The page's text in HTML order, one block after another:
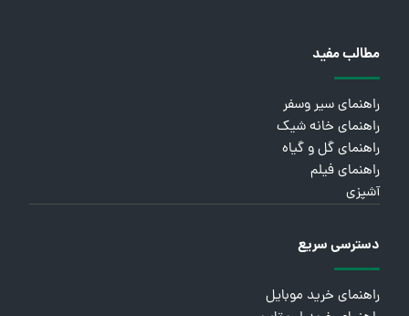
مطالب مفید
راهنمای سیر وسفر
راهنمای خانه شیک
راهنمای گل و گیاه
راهنمای فیلم
آشپزی
دسترسی سریع
راهنمای خرید موبایل